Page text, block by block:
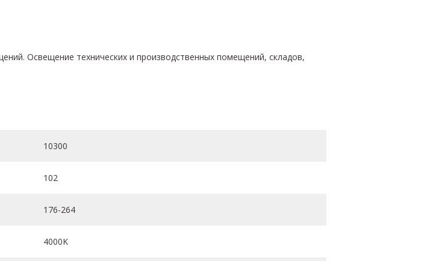
Освещение технических и производственных помещений, складов,
10300
102
176-264
4000K